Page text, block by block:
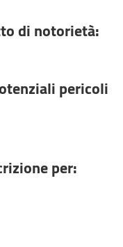
di notorietà:
pericoli
per: